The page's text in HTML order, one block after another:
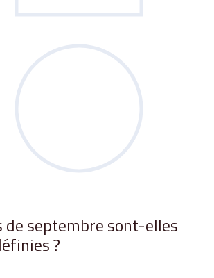
de septembre sont-elles
?